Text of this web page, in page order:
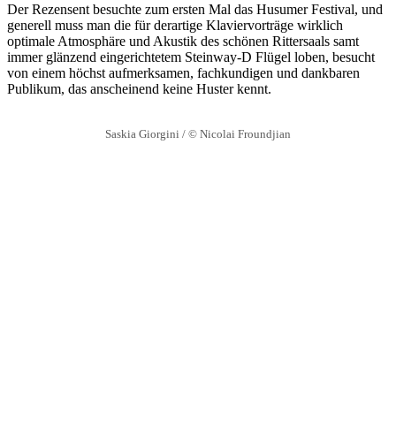
Der Rezensent besuchte zum ersten Mal das Husumer Festival, und
generell muss man die für derartige Klaviervorträge wirklich
optimale Atmosphäre und Akustik des schönen Rittersaals samt
immer glänzend eingerichtetem Steinway-D Flügel loben, besucht
von einem höchst aufmerksamen, fachkundigen und dankbaren
Publikum, das anscheinend keine Huster kennt.
Saskia Giorgini / © Nicolai Froundjian